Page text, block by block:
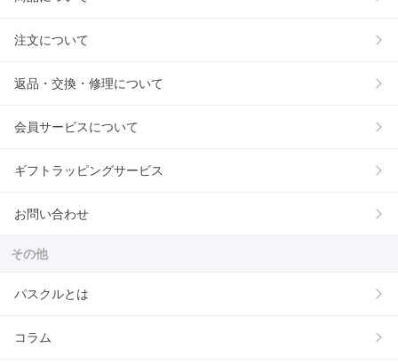
注文について
返品・交換・修理について
会員サービスについて
ギフトラッピングサービス
お問い合わせ
その他
パスクルとは
コラム